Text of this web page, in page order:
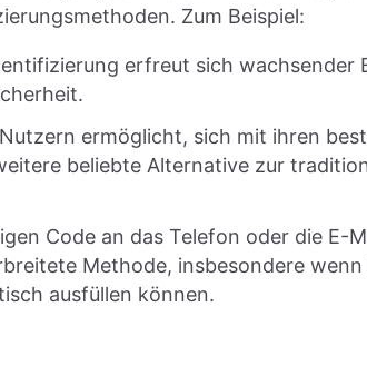
Zum Beispiel:
erfreut sich wachsender
ermöglicht, sich mit ihren
beliebte Alternative zur
Code an das Telefon oder die E-
Methode, insbesondere
ausfüllen können.